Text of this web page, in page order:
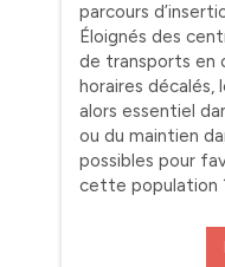
parcours
Éloignés des
de transports en
horaires décalés,
alors essentiel
ou du maintien
possibles pour
cette population